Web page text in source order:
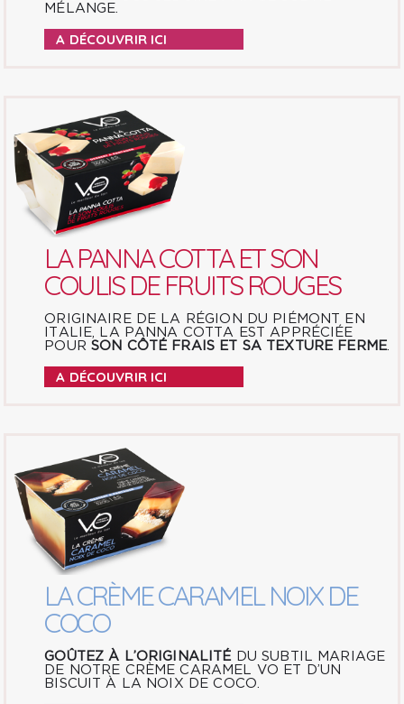
MÉLANGE.
A DÉCOUVRIR ICI
LA PANNA COTTA ET SON
COULIS DE FRUITS ROUGES
ORIGINAIRE DE LA RÉGION DU PIÉMONT EN
ITALIE, LA PANNA COTTA EST APPRÉCIÉE
POUR SON CÔTÉ FRAIS ET SA TEXTURE FERME.
A DÉCOUVRIR ICI
LA CRÈME CARAMEL NOIX DE
COCO
GOÛTEZ À L’ORIGINALITÉDU SUBTIL MARIAGE
DE NOTRE CRÈME CARAMEL VO ET D’UN
BISCUIT À LA NOIX DE COCO.